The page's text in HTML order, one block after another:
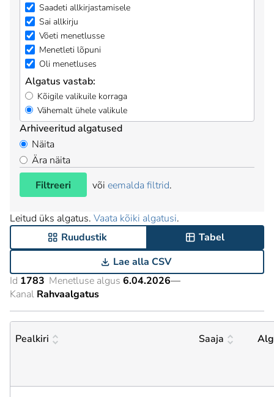
Saadeti allkirjastamisele
Sai allkirju
Võeti menetlusse
Menetleti lõpuni
Oli menetluses
Algatus vastab:
Kõigile valikuile korraga
Vähemalt ühele valikule
Arhiveeritud algatused
Näita
Ära näita
Filtreeri
või eemalda filtrid.
Leitud üks algatus. Vaata kõiki algatusi.
Ruudustik
Tabel
Lae alla CSV
Id 1783 Menetluse algus 6.04.2026—
Kanal Rahvaalgatus
Pealkiri Saaja